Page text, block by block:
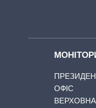
ОФІС
ВЕРХОВНА